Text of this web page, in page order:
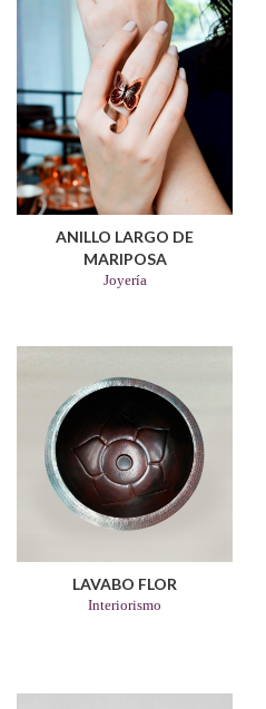
ANILLO LARGO DE
MARIPOSA
Joyería
LAVABO FLOR
Interiorismo